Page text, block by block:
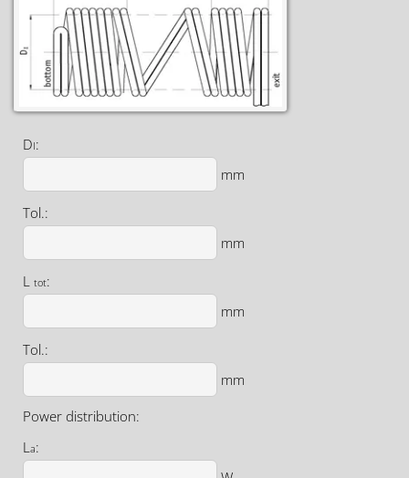
DI:
mm
Tol.:
mm
L tot:
mm
Tol.:
mm
Power distribution:
La: